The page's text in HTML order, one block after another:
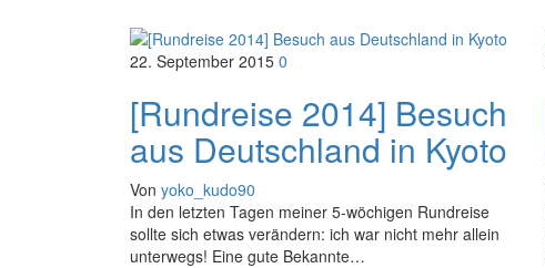
22. September 2015 0
[Rundreise 2014] Besuch
aus Deutschland in Kyoto
Von yoko_kudo90
In den letzten Tagen meiner 5-wöchigen Rundreise
sollte sich etwas verändern: ich war nicht mehr allein
unterwegs! Eine gute Bekannte…